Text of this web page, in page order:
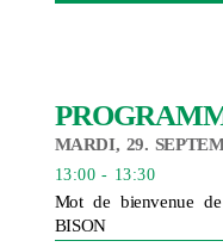
MARDI, 29.
13:00 - 13:30
Mot de bienvenue
BISON